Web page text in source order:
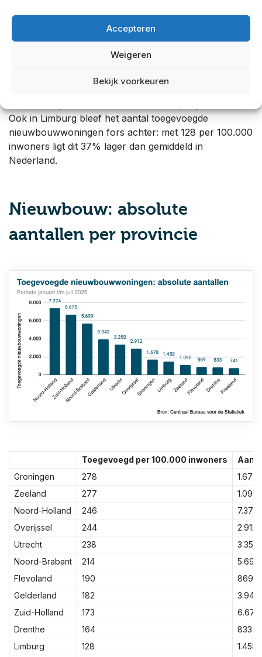
Accepteren
Weigeren
Bekijk voorkeuren
dan gemiddeld. Ook in Zeeland ligt het aantal
toegevoegde nieuwbouwwoningen met 277 per
In Friesland is het aantal toegevoegde
nieuwbouwwoningen het laagst: met 112 per 100.000
Ook in Limburg bleef het aantal toegevoegde
nieuwbouwwoningen fors achter: met 128 per 100.000
inwoners ligt dit 37% lager dan gemiddeld in
Nederland.
Nieuwbouw: absolute
aantallen per provincie
Toegevoegd per 100.000 inwoners
Groningen
278
1.678
Zeeland
277
1.090
Noord-Holland
246
7.374
Overijssel
244
2.912
Utrecht
238
3.350
Noord-Brabant
214
5.699
Flevoland
190
869
Gelderland
182
3.942
Zuid-Holland
173
6.675
Drenthe
164
833
Limburg
128
1.458